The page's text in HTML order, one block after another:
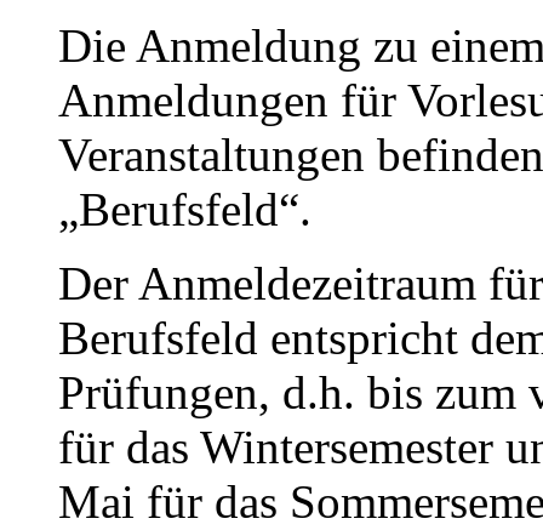
Die Anmeldung zu
Anmeldungen für
Veranstaltungen
„Berufsfeld“.
Der Anmeldezeitraum
Berufsfeld entspricht
Prüfungen, d.h. bis zum
für das Wintersemester
Mai für das